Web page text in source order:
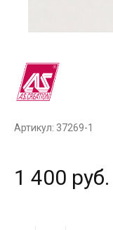
Артикул: 37269-1
1 400 руб.